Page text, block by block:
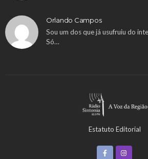
Orlando Campos
Sou um dos que já usufruiu do
Só…
Estatuto Editorial